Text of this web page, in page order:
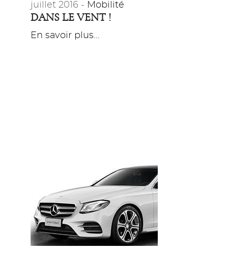
juillet 2016 - Mobilité
DANS LE VENT !
En savoir plus...